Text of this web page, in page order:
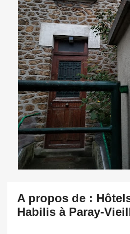
A propos de :
Habilis à Paray-